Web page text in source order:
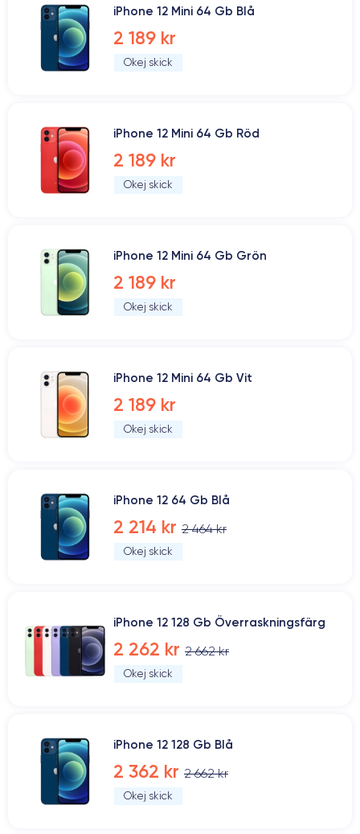
iPhone 12 Mini 64 Gb Blå
2 189 kr
Okej skick
iPhone 12 Mini 64 Gb Röd
2 189 kr
Okej skick
iPhone 12 Mini 64 Gb Grön
2 189 kr
Okej skick
iPhone 12 Mini 64 Gb Vit
2 189 kr
Okej skick
iPhone 12 64 Gb Blå
2 214 kr 2 464 kr
Okej skick
iPhone 12 128 Gb Överraskningsfärg
2 262 kr 2 662 kr
Okej skick
iPhone 12 128 Gb Blå
2 362 kr 2 662 kr
Okej skick